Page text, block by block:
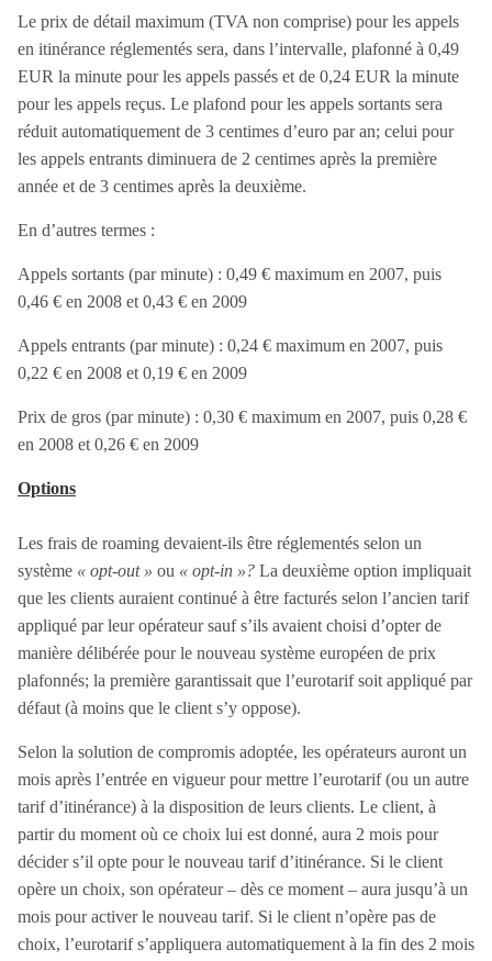
entre « opt-in » et « opt-out » a été un point central du
débat. Le compromis a retenu une approche « opt-out »,
garantissant que le nouveau tarif soit appliqué par
défaut, sauf opposition de la part des clients. Les
opérateurs auront un mois pour proposer le nouvel
eurotarif, et les clients disposeront de deux mois pour
choisir. Si aucun choix n’est effectué, le tarif sera
appliqué automatiquement. Ce système vise à assurer
une transition fluide vers des tarifs réduits, permettant
ces nouvelles régulations, à condition que les opérateurs
agissent rapidement pour mettre en œuvre ces
Le prix de détail maximum (TVA non comprise) pour les appels
en itinérance réglementés sera, dans l’intervalle, plafonné à 0,49
EUR la minute pour les appels passés et de 0,24 EUR la minute
pour les appels reçus. Le plafond pour les appels sortants sera
réduit automatiquement de 3 centimes d’euro par an; celui pour
les appels entrants diminuera de 2 centimes après la première
année et de 3 centimes après la deuxième.
En d’autres termes :
Appels sortants (par minute) : 0,49 € maximum en 2007, puis
0,46 € en 2008 et 0,43 € en 2009
Appels entrants (par minute) : 0,24 € maximum en 2007, puis
0,22 € en 2008 et 0,19 € en 2009
Prix de gros (par minute) : 0,30 € maximum en 2007, puis 0,28 €
en 2008 et 0,26 € en 2009
Options
Les frais de roaming devaient-ils être réglementés selon un
système « opt-out » ou « opt-in »? La deuxième option impliquait
que les clients auraient continué à être facturés selon l’ancien tarif
appliqué par leur opérateur sauf s’ils avaient choisi d’opter de
manière délibérée pour le nouveau système européen de prix
plafonnés; la première garantissait que l’eurotarif soit appliqué par
défaut (à moins que le client s’y oppose).
Selon la solution de compromis adoptée, les opérateurs auront un
mois après l’entrée en vigueur pour mettre l’eurotarif (ou un autre
tarif d’itinérance) à la disposition de leurs clients. Le client, à
partir du moment où ce choix lui est donné, aura 2 mois pour
décider s’il opte pour le nouveau tarif d’itinérance. Si le client
opère un choix, son opérateur – dès ce moment – aura jusqu’à un
mois pour activer le nouveau tarif. Si le client n’opère pas de
choix, l’eurotarif s’appliquera automatiquement à la fin des 2 mois